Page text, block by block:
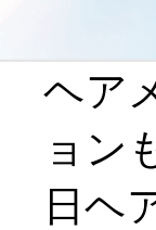
ヘア
ョン
日ヘ